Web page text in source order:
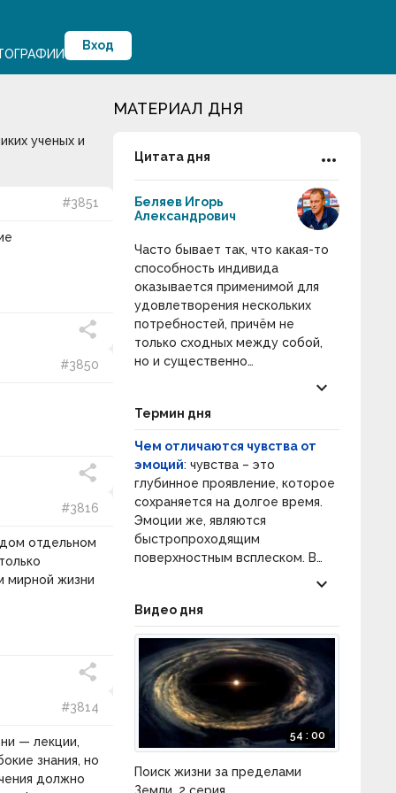
Вход
ученых и
#3851
#3850
#3816
отдельном
мирной жизни
#3814
— лекции,
знания, но
должно
МАТЕРИАЛ ДНЯ
Цитата дня more_horiz
Беляев Игорь
Александрович
Часто бывает так, что какая-то
способность индивида
оказывается применимой для
удовлетворения нескольких
потребностей, причём не
только сходных между собой,
но и существенно
определённой потребности
человеческого существа может
происходить посредством
актуализации более или менее
широкого круга в какой-либо
мере соответствующих ей
способностей.
keyboard_arrow_down
Термин дня
Чем отличаются чувства от
эмоций: чувства – это
глубинное проявление, которое
сохраняется на долгое время.
Эмоции же, являются
быстропроходящим
поверхностным всплеском. В
единственное. Эмоции являются
ответной реакцией человека на
какие-либо действия. Они
напрямую связаны с
биологическими потребностями
и в большинстве своем
считаются врожденными.
Эмоция вполне осознанна и
комплекс простых эмоций. Они
keyboard_arrow_down
Видео дня
54 : 00
Поиск жизни за пределами